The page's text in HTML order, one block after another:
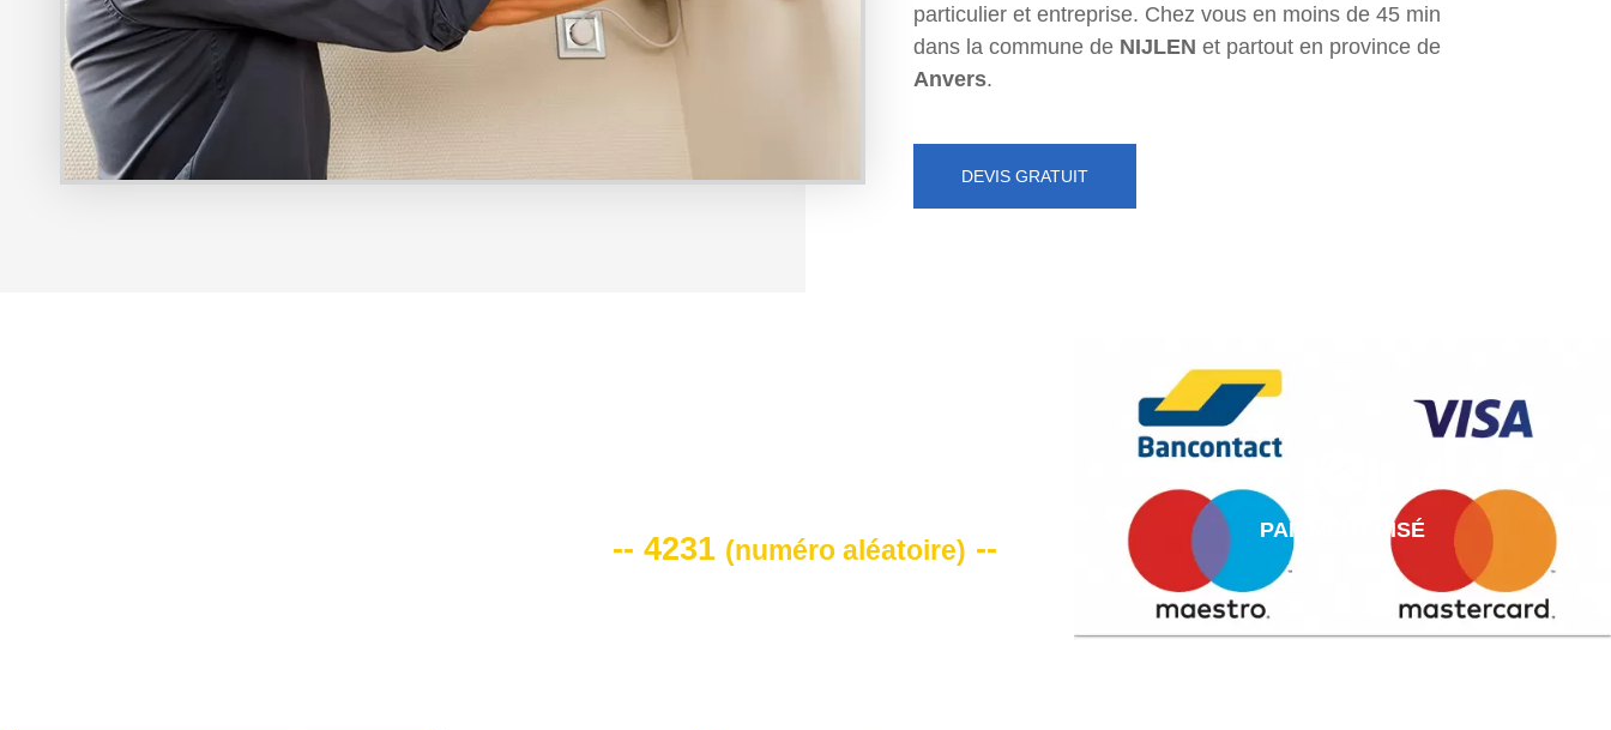
particulier et entreprise. Chez vous en moins de 45 min
dans la commune de NIJLEN et partout en province de
Anvers.
DEVIS GRATUIT
-- 4231 (numéro aléatoire) --
PAIEMENT AISÉ